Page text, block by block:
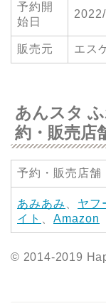
予約開
始日
販売元 エス
あんスタ
約・販売店
予約・販売店舗
あみあみ 、 ヤフ
イト 、 Amazon
© 2014-2019